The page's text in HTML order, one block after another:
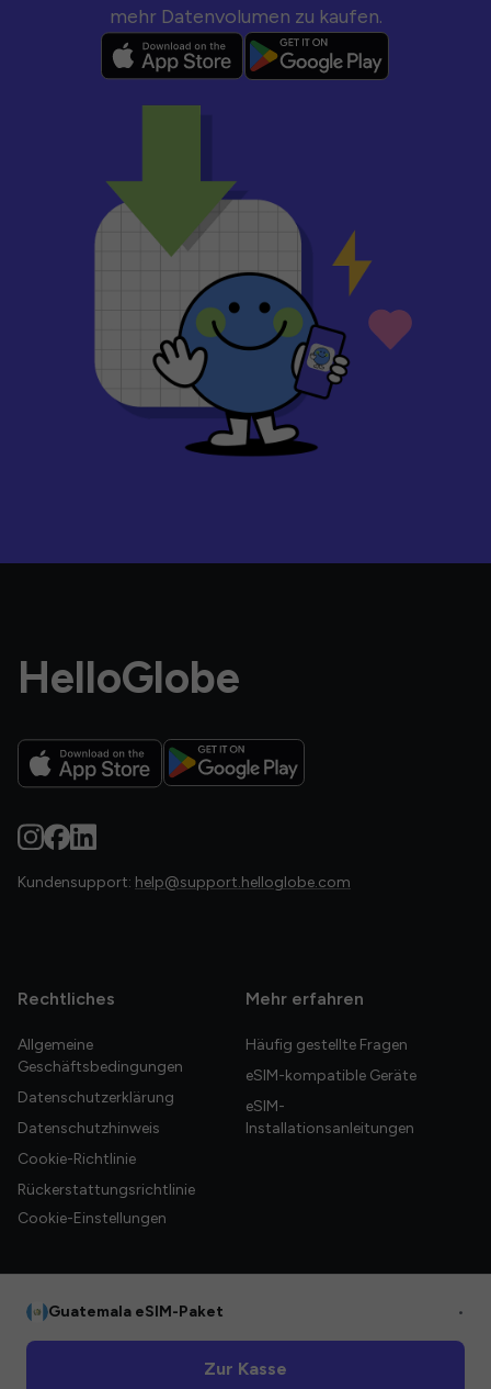
mehr Datenvolumen zu kaufen.
HelloGlobe
Kundensupport: help@support.helloglobe.com
Rechtliches
Allgemeine
Geschäftsbedingungen
Datenschutzerklärung
Datenschutzhinweis
Cookie-Richtlinie
Rückerstattungsrichtlinie
Cookie-Einstellungen
Mehr erfahren
Häufig gestellte Fragen
eSIM-kompatible Geräte
eSIM-
Installationsanleitungen
Guatemala eSIM-Paket •
Zur Kasse